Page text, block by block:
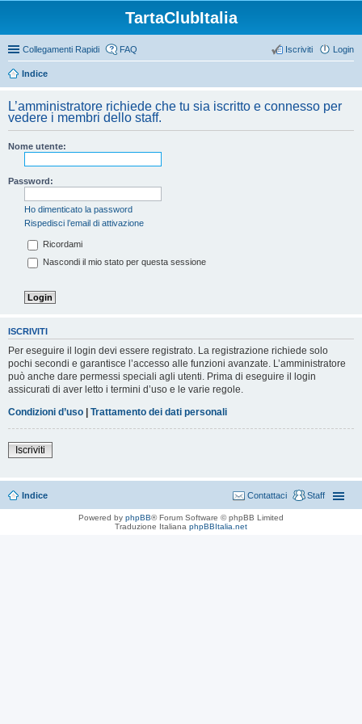
TartaClubItalia
Collegamenti Rapidi FAQ Login
Iscriviti
Indice
L’amministratore richiede che tu sia iscritto e connesso per
vedere i membri dello staff.
Nome utente:
Password:
Ho dimenticato la password
Rispedisci l’email di attivazione
Ricordami
Nascondi il mio stato per questa sessione
ISCRIVITI
Per eseguire il login devi essere registrato. La registrazione richiede solo
pochi secondi e garantisce l’accesso alle funzioni avanzate. L’amministratore
può anche dare permessi speciali agli utenti. Prima di eseguire il login
assicurati di aver letto i termini d’uso e le varie regole.
Condizioni d’uso | Trattamento dei dati personali
Iscriviti
Indice Staff
Contattaci
Powered by phpBB® Forum Software © phpBB Limited
Traduzione Italiana phpBBItalia.net